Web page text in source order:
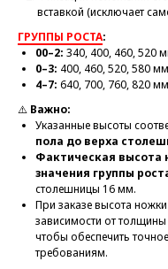
вставкой (исключает
ГРУППЫ РОСТА:
00–2: 340, 400, 460, 520
0–3: 400, 460, 520, 580 мм
4–7: 640, 700, 760, 820 мм
⚠️ Важно:
Указанные высоты
пола до верха
Фактическая высота
значения группы
столешницы 16 мм.
При заказе высота ножки
зависимости от
чтобы обеспечить
требованиям.